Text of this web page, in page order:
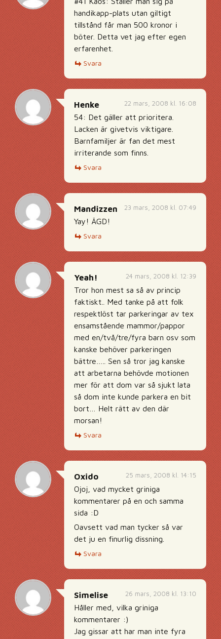
handikapp-plats utan giltigt
tillstånd får man 500 kronor i
böter. Detta vet jag efter egen
erfarenhet.
Svara
22 mars, 2008 kl. 16:08
Henke
54: Det gäller att prioritera.
Lacken är givetvis viktigare.
Barnfamiljer är fan det mest
irriterande som finns.
Svara
23 mars, 2008 kl. 07:49
Mandizzen
Yay! ÄGD!
Svara
24 mars, 2008 kl. 12:39
Yeah!
Tror hon mest sa så av princip
faktiskt.. Med tanke på att folk
respektlöst tar parkeringar av tex
ensamstående mammor/pappor
med en/två/tre/fyra barn osv som
kanske behöver parkeringen
bättre….. Sen så tror jag kanske
att arbetarna behövde motionen
mer för att dom var så sjukt lata
så dom inte kunde parkera en bit
bort… Helt rätt av den där
morsan!
Svara
25 mars, 2008 kl. 14:15
Oxido
Ojoj, vad mycket griniga
kommentarer på en och samma
sida :D
Oavsett vad man tycker så var
det ju en finurlig dissning.
Svara
26 mars, 2008 kl. 13:10
Simelise
Håller med, vilka griniga
kommentarer :)
Jag gissar att har man inte fyra